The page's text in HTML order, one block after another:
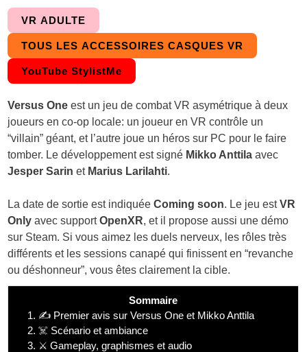
VR ADULTE
TOUS LES ACCESSOIRES CASQUES VR
YouTube StylistMe
Versus One est un jeu de combat VR asymétrique à deux
joueurs en co-op locale: un joueur en VR contrôle un
“villain” géant, et l’autre joue un héros sur PC pour le faire
tomber. Le développement est signé Mikko Anttila avec
Jesper Sarin et Marius Larilahti.
La date de sortie est indiquéeComing soon. Le jeu estVR
Only avec supportOpenXR, et il propose aussi une démo
sur Steam. Si vous aimez les duels nerveux, les rôles très
différents et les sessions canapé qui finissent en “revanche
ou déshonneur”, vous êtes clairement la cible.
Sommaire
1. ✍️ Premier avis sur Versus One et Mikko Anttila
2. ☠️ Scénario et ambiance
3. ⚔️ Gameplay, graphismes et audio